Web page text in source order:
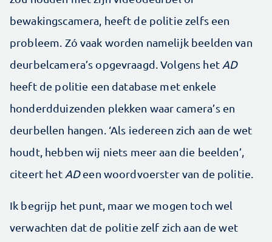
bewakingscamera, heeft de politie zelfs een
probleem. Zó vaak worden namelijk beelden van
deurbelcamera’s opgevraagd. Volgens het AD
heeft de politie een database met enkele
honderdduizenden plekken waar camera’s en
deurbellen hangen. ‘Als iedereen zich aan de wet
houdt, hebben wij niets meer aan die beelden’,
citeert het ADeen woordvoerster van de politie.
Ik begrijp het punt, maar we mogen toch wel
verwachten dat de politie zelf zich aan de wet